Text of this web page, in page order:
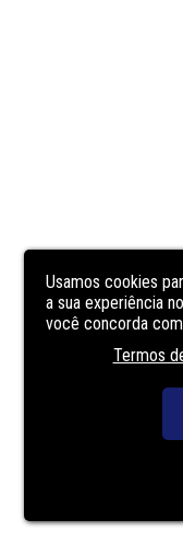
Usamos cookies
a sua experiência
você concorda
Termos